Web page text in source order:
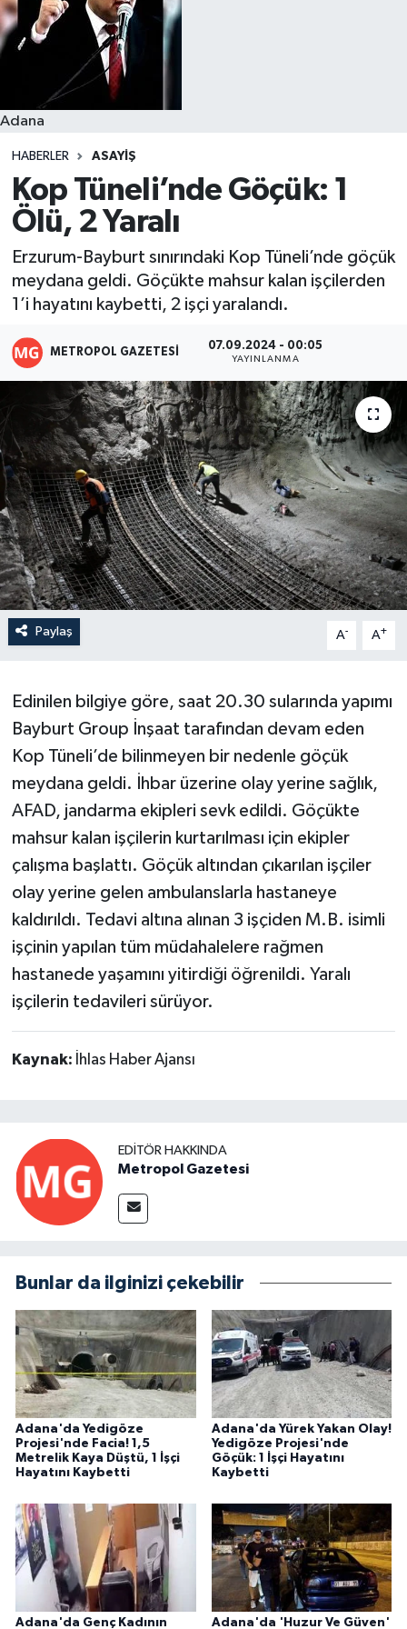
Adana
HABERLER ASAYIŞ
Kop Tüneli’nde Göçük: 1
Ölü, 2 Yaralı
Erzurum-Bayburt sınırındaki Kop Tüneli’nde göçük
meydana geldi. Göçükte mahsur kalan işçilerden
1’i hayatını kaybetti, 2 işçi yaralandı.
METROPOL GAZETESI 07.09.2024 - 00:05
YAYINLANMA
Paylaş A- A+
Edinilen bilgiye göre, saat 20.30 sularında yapımı
Bayburt Group İnşaat tarafından devam eden
Kop Tüneli’de bilinmeyen bir nedenle göçük
meydana geldi. İhbar üzerine olay yerine sağlık,
AFAD, jandarma ekipleri sevk edildi. Göçükte
mahsur kalan işçilerin kurtarılması için ekipler
çalışma başlattı. Göçük altından çıkarılan işçiler
olay yerine gelen ambulanslarla hastaneye
kaldırıldı. Tedavi altına alınan 3 işçiden M.B. isimli
işçinin yapılan tüm müdahalelere rağmen
hastanede yaşamını yitirdiği öğrenildi. Yaralı
işçilerin tedavileri sürüyor.
Kaynak: İhlas Haber Ajansı
EDITÖR HAKKINDA
Metropol Gazetesi
Bunlar da ilginizi çekebilir
Adana'da Yedigöze
Projesi'nde Facia! 1,5
Metrelik Kaya Düştü, 1 İşçi
Hayatını Kaybetti
Adana'da Yürek Yakan Olay!
Yedigöze Projesi'nde
Göçük: 1 İşçi Hayatını
Kaybetti
Adana'da Genç Kadının Adana'da 'Huzur Ve Güven'
Resmi İlanlar